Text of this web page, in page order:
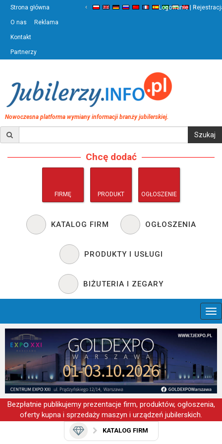
Strona główna
O nas Reklama
Kontakt
Partnerzy
‹ ›
Logowanie |
Nowoczesna platforma wymiany informacji branży jubilerskiej.
Chcę dodać
FIRMĘ PRODUKT OGŁOSZENIE
KATALOG FIRM OGŁOSZENIA
PRODUKTY I USŁUGI
BIŻUTERIA I ZEGARY
Bezpłatnie publikujemy prezentacje firm, produktów, ogłoszenia,
oferty kupna i sprzedaży maszyn i urządzeń jubilerskich.
KATALOG FIRM